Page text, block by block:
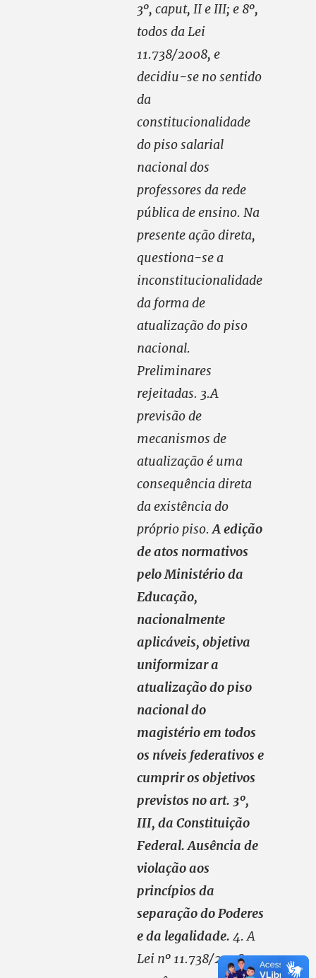
3º, caput, II e III; e 8º,
todos da Lei
11.738/2008, e
decidiu-se no sentido
da
constitucionalidade
do piso salarial
nacional dos
professores da rede
pública de ensino. Na
presente ação direta,
questiona-se a
inconstitucionalidade
da forma de
atualização do piso
nacional.
Preliminares
rejeitadas. 3.A
previsão de
mecanismos de
atualização é uma
consequência direta
da existência do
próprio piso.A edição
de atos normativos
pelo Ministério da
Educação,
nacionalmente
aplicáveis, objetiva
uniformizar a
atualização do piso
nacional do
magistério em todos
os níveis federativos e
cumprir os objetivos
previstos no art. 3º,
III, da Constituição
Federal. Ausência de
violação aos
princípios da
separação do Poderes
e da legalidade. 4. A
Lei nº 11.738/2008